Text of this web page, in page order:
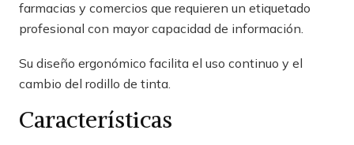
farmacias y comercios que requieren un etiquetado
profesional con mayor capacidad de información.
Su diseño ergonómico facilita el uso continuo y el
cambio del rodillo de tinta.
Características